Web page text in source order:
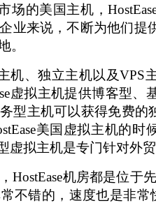
场的美国主机，
业来说，不断为他们提
。
机、独立主机以及VPS
虚拟主机提供博客型、
型主机可以获得免费的
美国虚拟主机的时
虚拟主机是专门针对外
HostEase机房都是位于
不错的，速度也是非常